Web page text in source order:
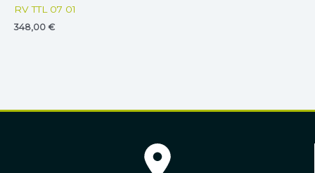
RV TTL 07 01
348,00 €